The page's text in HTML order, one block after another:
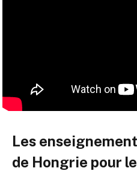
Les
de Hongrie pour